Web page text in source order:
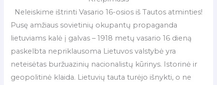
Neleiskime ištrinti Vasario 16-osios iš Tautos atminties!
Pusę amžiaus sovietinių okupantų propaganda
lietuviams kalė į galvas – 1918 metų vasario 16 dieną
paskelbta nepriklausoma Lietuvos valstybė yra
neteisėtas buržuazinių nacionalistų kūrinys. Istorinė ir
geopolitinė klaida. Lietuvių tauta turėjo išnykti, o ne